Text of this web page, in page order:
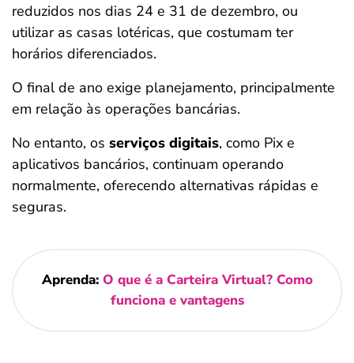
reduzidos nos dias 24 e 31 de dezembro, ou
utilizar as casas lotéricas, que costumam ter
horários diferenciados.
O final de ano exige planejamento, principalmente
em relação às operações bancárias.
No entanto, os serviços digitais, como Pix e
aplicativos bancários, continuam operando
normalmente, oferecendo alternativas rápidas e
seguras.
Aprenda: O que é a Carteira Virtual? Como
funciona e vantagens